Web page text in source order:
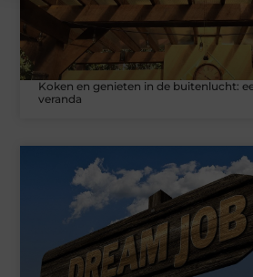
Koken en genieten in de buitenlucht:
veranda